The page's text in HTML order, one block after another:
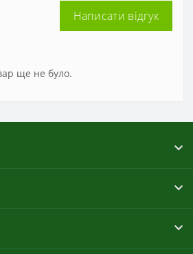
Написати відгук
ще не було.